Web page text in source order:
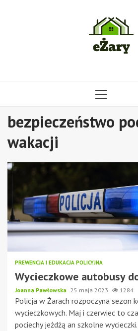
PRIMARY
bezpieczeństwo
wakacji
PREWENCJA I EDUKACJA POLICYJNA
Wycieczkowe autobusy
Joanna Pawłowska 25 maja 2023 1284
Policja w Żarach rozpoczyna sezon
wycieczkowych. Maj i czerwiec to
pociechy jeżdżą an szkolne